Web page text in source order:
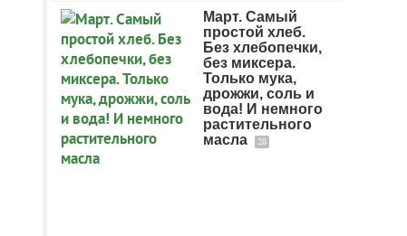
Март. Самый
простой хлеб.
Без хлебопечки,
без миксера.
Только мука,
дрожжи, соль и
вода! И немного
растительного
масла
28